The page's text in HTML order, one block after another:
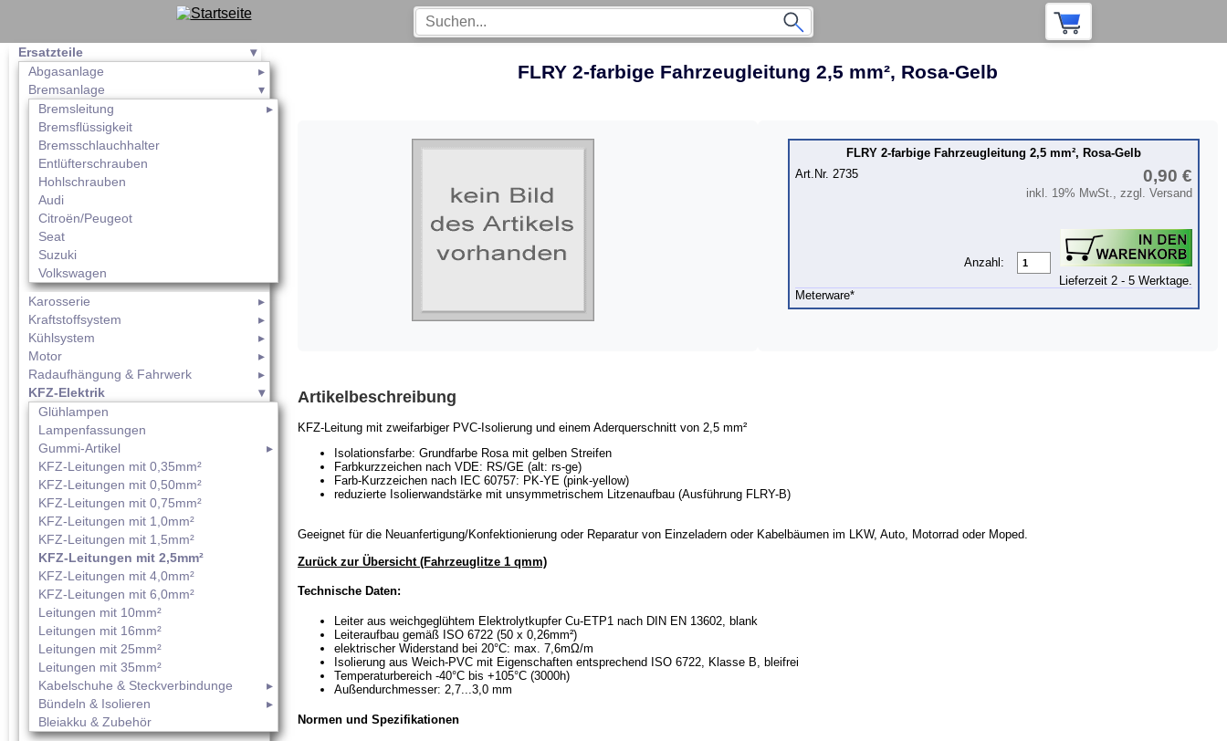
Ersatzteile
Abgasanlage
Bremsanlage
Bremsleitung
Bremsflüssigkeit
Bremsschlauchhalter
Entlüfterschrauben
Hohlschrauben
Audi
Citroën/Peugeot
Seat
Suzuki
Volkswagen
Karosserie
Kraftstoffsystem
Kühlsystem
Motor
Radaufhängung & Fahrwerk
KFZ-Elektrik
Glühlampen
Lampenfassungen
Gummi-Artikel
KFZ-Leitungen mit 0,35mm²
KFZ-Leitungen mit 0,50mm²
KFZ-Leitungen mit 0,75mm²
KFZ-Leitungen mit 1,0mm²
KFZ-Leitungen mit 1,5mm²
KFZ-Leitungen mit 2,5mm²
KFZ-Leitungen mit 4,0mm²
KFZ-Leitungen mit 6,0mm²
Leitungen mit 10mm²
Leitungen mit 16mm²
Leitungen mit 25mm²
Leitungen mit 35mm²
Kabelschuhe & Steckverbindunge
Bündeln & Isolieren
Bleiakku & Zubehör
FLRY 2-farbige Fahrzeugleitung 2,5 mm², Rosa-Gelb
FLRY 2-farbige Fahrzeugleitung 2,5 mm², Rosa-Gelb
Art.Nr. 2735
0,90 €
inkl. 19% MwSt., zzgl. Versand
Anzahl:
Lieferzeit 2 - 5 Werktage.
Meterware*
Artikelbeschreibung
KFZ-Leitung mit zweifarbiger PVC-Isolierung und einem Aderquerschnitt von 2,5 mm²
Isolationsfarbe: Grundfarbe Rosa mit gelben Streifen
Farbkurzzeichen nach VDE: RS/GE (alt: rs-ge)
Farb-Kurzzeichen nach IEC 60757: PK-YE (pink-yellow)
reduzierte Isolierwandstärke mit unsymmetrischem Litzenaufbau (Ausführung FLRY-B)
Geeignet für die Neuanfertigung/Konfektionierung oder Reparatur von Einzeladern oder Kabelbäumen im LKW, Auto, Motorrad oder Moped.
Zurück zur Übersicht (Fahrzeuglitze 1 qmm)
Technische Daten:
Leiter aus weichgeglühtem Elektrolytkupfer Cu-ETP1 nach DIN EN 13602, blank
Leiteraufbau gemäß ISO 6722 (50 x 0,26mm²)
elektrischer Widerstand bei 20°C: max. 7,6mΩ/m
Isolierung aus Weich-PVC mit Eigenschaften entsprechend ISO 6722, Klasse B, bleifrei
Temperaturbereich -40°C bis +105°C (3000h)
Außendurchmesser: 2,7...3,0 mm
Normen und Spezifikationen